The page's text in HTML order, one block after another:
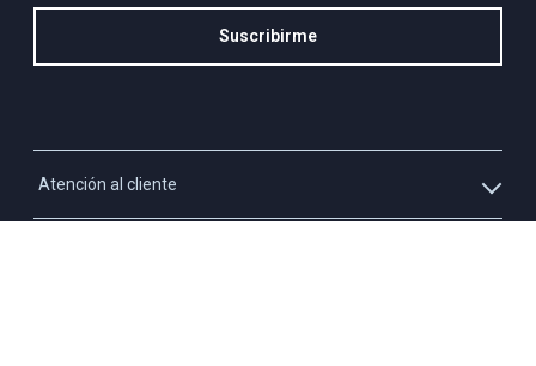
Atención al cliente
Suscribirme